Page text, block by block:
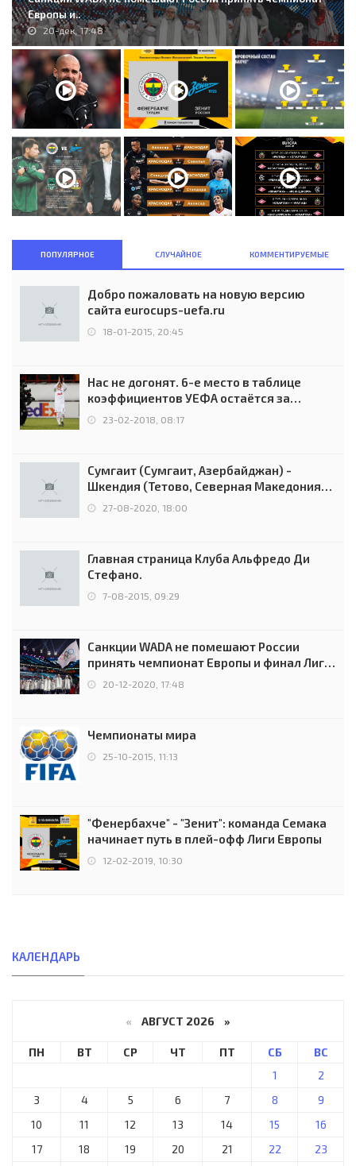
Европы и..
20-дек, 17:48
ПОПУЛЯРНОЕ СЛУЧАЙНОЕ КОММЕНТИРУЕМЫЕ
Добро пожаловать на новую версию
сайта eurocups-uefa.ru
18-01-2015, 20:45
Нас не догонят. 6-е место в таблице
коэффициентов УЕФА остаётся за
Россией
23-02-2018, 08:17
Сумгаит (Сумгаит, Азербайджан) -
Шкендия (Тетово, Северная Македония) -
0:2 (0:0)
27-08-2020, 18:00
Главная страница Клуба Альфредо Ди
Стефано.
7-08-2015, 09:29
Санкции WADA не помешают России
принять чемпионат Европы и финал Лиги
чемпионов.
20-12-2020, 17:48
Чемпионаты мира
25-10-2015, 11:13
"Фенербахче" - "Зенит": команда Семака
начинает путь в плей-офф Лиги Европы
12-02-2019, 10:30
КАЛЕНДАРЬ
« АВГУСТ 2026 »
ПН ВТ СР ЧТ ПТ СБ
ВС
1
2
3
4 5 6 7 8
9
10
11 12 13 14 15
16
17
18 19 20 21 22
23